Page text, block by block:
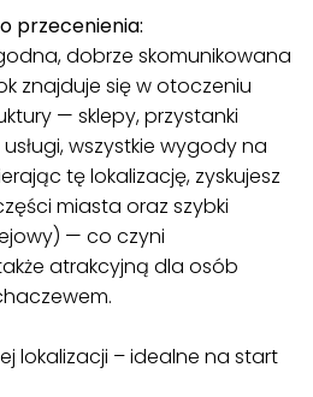
przecenienia:
dobrze skomunikowana
znajduje się w otoczeniu
— sklepy, przystanki
wszystkie wygody na
tę lokalizację, zyskujesz
miasta oraz szybki
— co czyni
atrakcyjną dla osób
lokalizacji – idealne na start